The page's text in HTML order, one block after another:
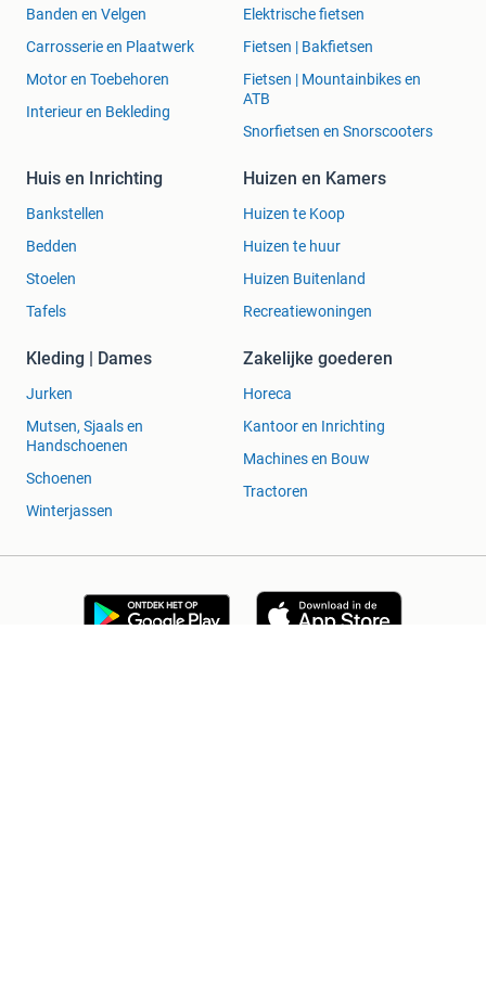
Banden en Velgen
Carrosserie en Plaatwerk
Motor en Toebehoren
Interieur en Bekleding
Elektrische fietsen
Fietsen | Bakfietsen
Fietsen | Mountainbikes en
ATB
Snorfietsen en Snorscooters
Huis en Inrichting
Bankstellen
Bedden
Stoelen
Tafels
Huizen en Kamers
Huizen te Koop
Huizen te huur
Huizen Buitenland
Recreatiewoningen
Kleding | Dames
Jurken
Mutsen, Sjaals en
Handschoenen
Schoenen
Winterjassen
Zakelijke goederen
Horeca
Kantoor en Inrichting
Machines en Bouw
Tractoren